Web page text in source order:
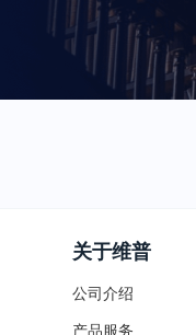
关于维普
公司介绍
产品服务